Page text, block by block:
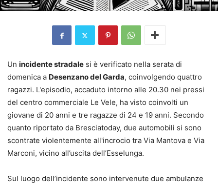
Un incidente stradale si è verificato nella serata di
domenica a Desenzano del Garda, coinvolgendo quattro
ragazzi. L'episodio, accaduto intorno alle 20.30 nei pressi
del centro commerciale Le Vele, ha visto coinvolti un
giovane di 20 anni e tre ragazze di 24 e 19 anni. Secondo
quanto riportato da Bresciatoday, due automobili si sono
scontrate violentemente all'incrocio tra Via Mantova e Via
Marconi, vicino all’uscita dell’Esselunga.
Sul luogo dell’incidente sono intervenute due ambulanze